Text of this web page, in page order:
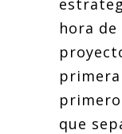
hora
que